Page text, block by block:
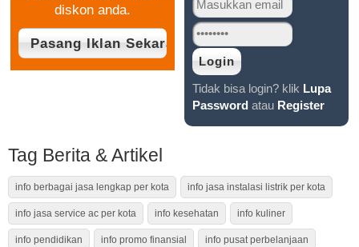
diskon anda.
Tidak bisa login? klik Lupa
Password atau Register
Tag Berita & Artikel
info berbagai jasa lengkap per kota info jasa instalasi listrik per kota
info jasa service ac per kota info kesehatan info kuliner
info pendidikan info promo finansial info pusat perbelanjaan